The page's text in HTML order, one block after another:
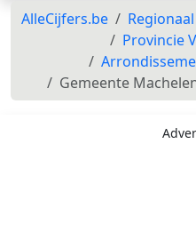
AlleCijfers.be Regionaal
Provincie
Gemeente